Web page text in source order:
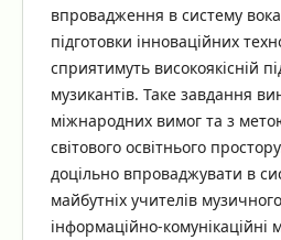
впровадження в систему
підготовки інноваційних
сприятимуть високоякісній
музикантів. Таке завдання
міжнародних вимог та з
світового освітнього
доцільно впроваджувати в
майбутніх учителів
інформаційно-комунікаційні